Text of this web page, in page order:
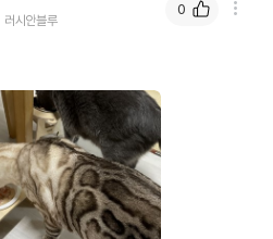
러시안블루
0